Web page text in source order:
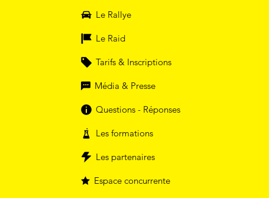
Le Rallye
Le Raid
Tarifs & Inscriptions
Média & Presse
Questions - Réponses
Les formations
Les partenaires
Espace concurrente